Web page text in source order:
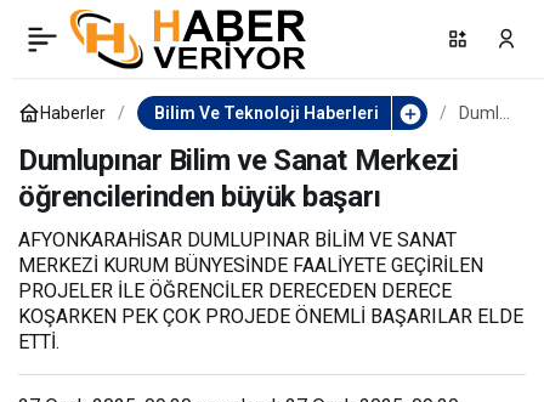
Haberler Bilim Ve Teknoloji Haberleri
Dumlu
ilerind
büyük
başarı
Dumlupınar Bilim ve Sanat Merkezi
öğrencilerinden büyük başarı
AFYONKARAHİSAR DUMLUPINAR BİLİM VE SANAT
MERKEZİ KURUM BÜNYESİNDE FAALİYETE GEÇİRİLEN
PROJELER İLE ÖĞRENCİLER DERECEDEN DERECE
KOŞARKEN PEK ÇOK PROJEDE ÖNEMLİ BAŞARILAR ELDE
ETTİ.
Köyceğiz Gölü’nün ’beyaz
nilüfer’i dünyaya açılıyor
Paylaş